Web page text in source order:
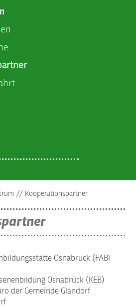
// Kooperationspartner
Osnabrück (FABI
Osnabrück (KEB)
der Gemeinde Glandorf